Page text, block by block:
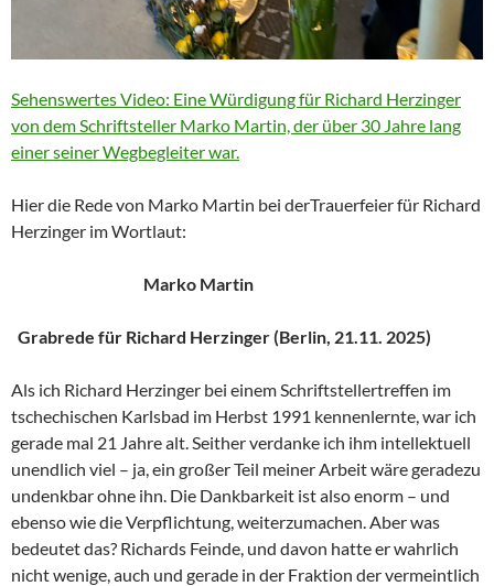
Sehenswertes Video: Eine Würdigung für Richard Herzinger
von dem Schriftsteller Marko Martin, der über 30 Jahre lang
einer seiner Wegbegleiter war.
Hier die Rede von Marko Martin bei derTrauerfeier für Richard
Herzinger im Wortlaut:
Marko Martin
Grabrede für Richard Herzinger (Berlin, 21.11. 2025)
Als ich Richard Herzinger bei einem Schriftstellertreffen im
tschechischen Karlsbad im Herbst 1991 kennenlernte, war ich
gerade mal 21 Jahre alt. Seither verdanke ich ihm intellektuell
unendlich viel – ja, ein großer Teil meiner Arbeit wäre geradezu
undenkbar ohne ihn. Die Dankbarkeit ist also enorm – und
ebenso wie die Verpflichtung, weiterzumachen. Aber was
bedeutet das? Richards Feinde, und davon hatte er wahrlich
nicht wenige, auch und gerade in der Fraktion der vermeintlich